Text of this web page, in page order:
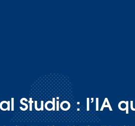
Studio : l’IA